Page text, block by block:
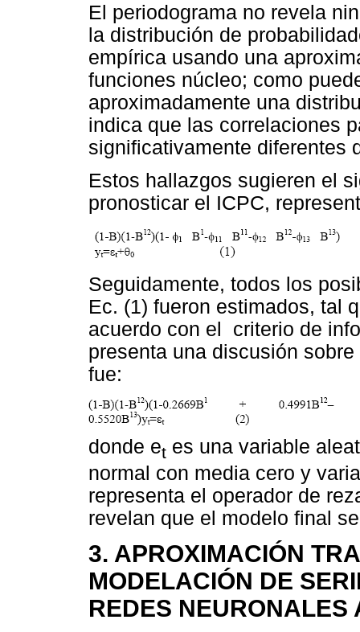
El periodograma no revela
la distribución de
empírica usando una
funciones núcleo; como
aproximadamente una
indica que las correlaciones
significativamente diferentes
Estos hallazgos sugieren el
pronosticar el ICPC,
Seguidamente, todos los
Ec. (1) fueron estimados, tal
acuerdo con el criterio de
presenta una discusión
fue:
donde et es una variable
normal con media cero y
representa el operador de
revelan que el modelo final
3. APROXIMACIÓN
MODELACIÓN DE
REDES NEURONALES